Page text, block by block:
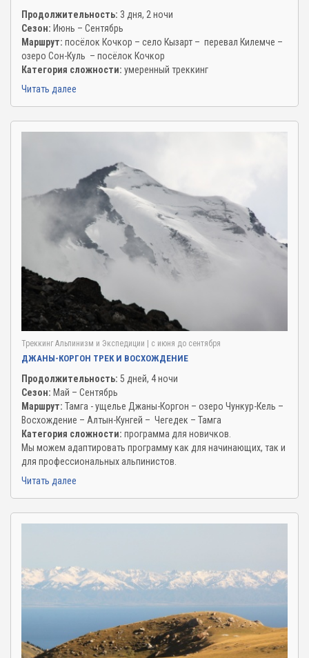
Продолжительность: 3 дня, 2 ночи
Сезон: Июнь – Сентябрь
Маршрут: посёлок Кочкор – село Кызарт – перевал Килемче –
озеро Сон-Куль – посёлок Кочкор
Категория сложности: умеренный треккинг
Читать далее
Треккинг Альпинизм и Экспедиции | c июня до сентября
ДЖАНЫ-КОРГОН ТРЕК И ВОСХОЖДЕНИЕ
Продолжительность: 5 дней, 4 ночи
Сезон: Май – Сентябрь
Маршрут: Тамга - ущелье Джаны-Коргон – озеро Чункур-Кель –
Восхождение – Алтын-Кунгей – Чегедек – Тамга
Категория сложности: программа для новичков.
Мы можем адаптировать программу как для начинающих, так и
для профессиональных альпинистов.
Читать далее